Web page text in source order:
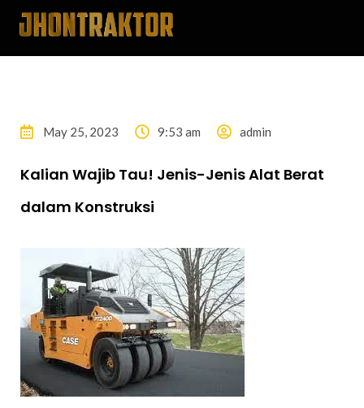
May 25, 2023 9:53 am admin
Kalian Wajib Tau! Jenis-Jenis Alat Berat
dalam Konstruksi